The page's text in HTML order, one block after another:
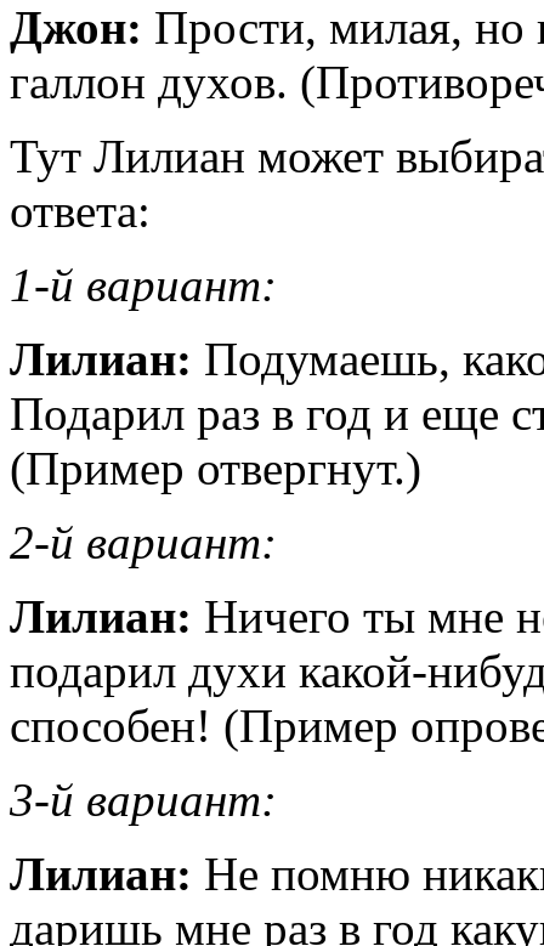
Джон: Прости, милая, но
галлон духов.
Тут Лилиан может
ответа:
1-й вариант:
Лилиан: Подумаешь,
Подарил раз в год и еще
(Пример отвергнут.)
2-й вариант:
Лилиан: Ничего ты мне
подарил духи какой-
способен! (Пример
3-й вариант:
Лилиан: Не помню
даришь мне раз в год